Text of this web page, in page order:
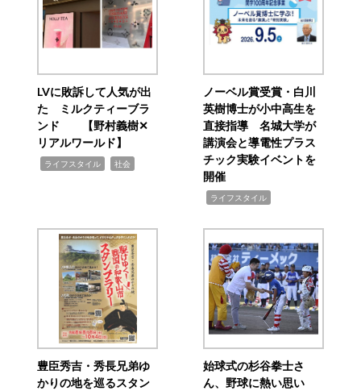
LVに敗訴して人気が出
た ミルクティーブラ
ンド 【野村義樹✕
リアルワールド】
ライフスタイル 社会
ノーベル賞受賞・白川
英樹博士が小中高生を
直接指導 名城大学が
講演会と導電性プラス
チック実験イベントを
開催
ライフスタイル
豊臣秀吉・秀長兄弟ゆ
かりの地を巡るスタン
始球式の杉谷拳士さ
ん、野球に熱い思い